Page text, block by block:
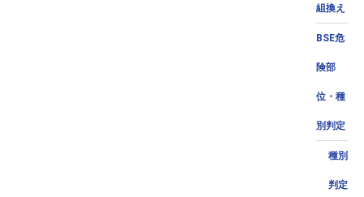
組換え
BSE危
険部
位・種
別判定
種別
判定